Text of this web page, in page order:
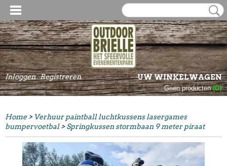
Inloggen Registreren UW WINKELWAGEN
Geen producten(0)
Home > Verhuur paintball luchtkussens lasergames
bumpervoetbal> Springkussen stormbaan 9 meter piraat